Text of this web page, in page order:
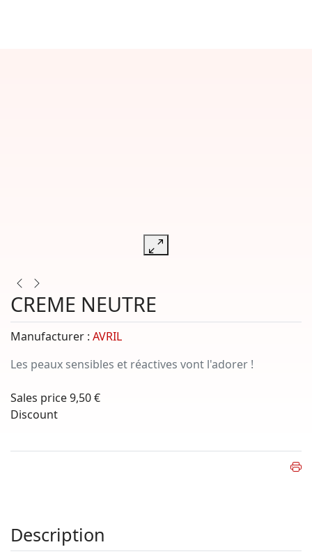
CREME NEUTRE
Manufacturer : AVRIL
Les peaux sensibles et réactives vont l'adorer !
Sales price9,50 €
Discount
Description